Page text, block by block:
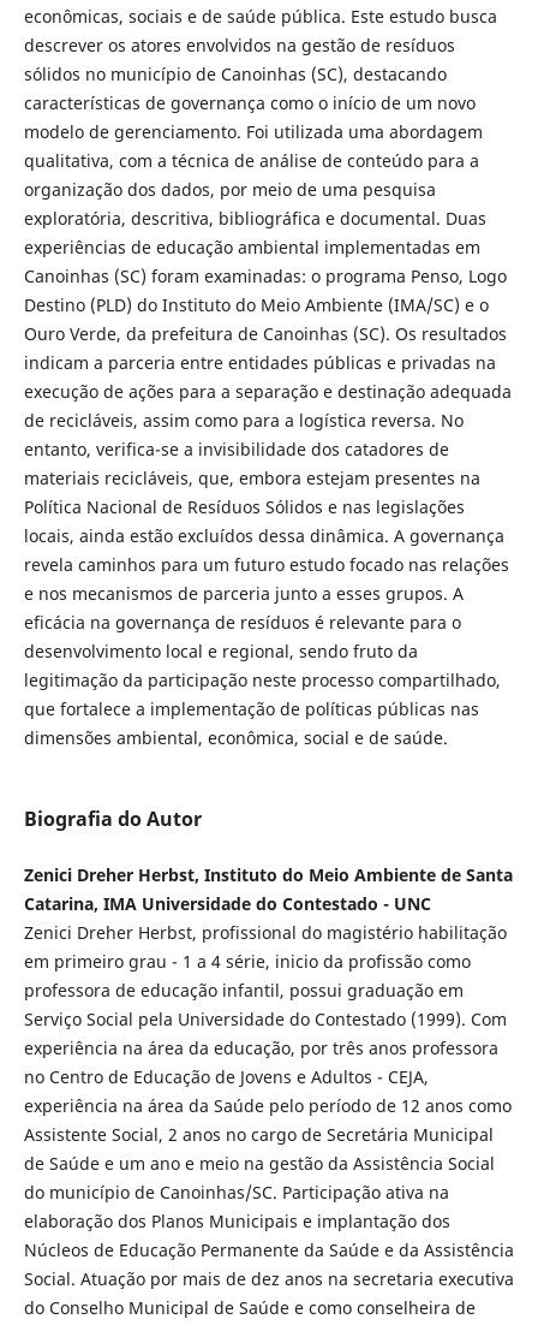
econômicas, sociais e de saúde pública. Este estudo busca
descrever os atores envolvidos na gestão de resíduos
sólidos no município de Canoinhas (SC), destacando
características de governança como o início de um novo
modelo de gerenciamento. Foi utilizada uma abordagem
qualitativa, com a técnica de análise de conteúdo para a
organização dos dados, por meio de uma pesquisa
exploratória, descritiva, bibliográfica e documental. Duas
experiências de educação ambiental implementadas em
Canoinhas (SC) foram examinadas: o programa Penso, Logo
Destino (PLD) do Instituto do Meio Ambiente (IMA/SC) e o
Ouro Verde, da prefeitura de Canoinhas (SC). Os resultados
indicam a parceria entre entidades públicas e privadas na
execução de ações para a separação e destinação adequada
de recicláveis, assim como para a logística reversa. No
entanto, verifica-se a invisibilidade dos catadores de
materiais recicláveis, que, embora estejam presentes na
Política Nacional de Resíduos Sólidos e nas legislações
locais, ainda estão excluídos dessa dinâmica. A governança
revela caminhos para um futuro estudo focado nas relações
e nos mecanismos de parceria junto a esses grupos. A
eficácia na governança de resíduos é relevante para o
desenvolvimento local e regional, sendo fruto da
legitimação da participação neste processo compartilhado,
que fortalece a implementação de políticas públicas nas
dimensões ambiental, econômica, social e de saúde.
Biografia do Autor
Zenici Dreher Herbst, Instituto do Meio Ambiente de Santa
Catarina, IMA Universidade do Contestado - UNC
Zenici Dreher Herbst, profissional do magistério habilitação
em primeiro grau - 1 a 4 série, inicio da profissão como
professora de educação infantil, possui graduação em
Serviço Social pela Universidade do Contestado (1999). Com
experiência na área da educação, por três anos professora
no Centro de Educação de Jovens e Adultos - CEJA,
experiência na área da Saúde pelo período de 12 anos como
Assistente Social, 2 anos no cargo de Secretária Municipal
de Saúde e um ano e meio na gestão da Assistência Social
do município de Canoinhas/SC. Participação ativa na
elaboração dos Planos Municipais e implantação dos
Núcleos de Educação Permanente da Saúde e da Assistência
Social. Atuação por mais de dez anos na secretaria executiva
do Conselho Municipal de Saúde e como conselheira de